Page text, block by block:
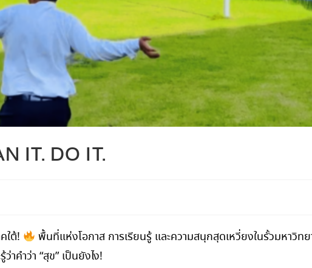
IT. DO IT.
ใต้!
พื้นที่แห่งโอกาส การเรียนรู้ และความสนุกสุดเหวี่ยงในรั้วมหาวิท
คำว่า “สุข” เป็นยังไง!